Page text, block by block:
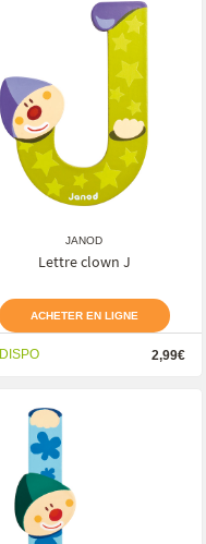
JANOD
Lettre clown J
ACHETER EN LIGNE
DISPO 2,99€